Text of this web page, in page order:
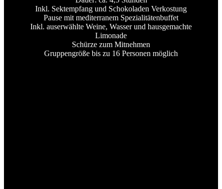
Inkl. Sektempfang und Schokoladen Verkostung
Pause mit mediterranem Spezialitätenbuffet
Inkl. auserwählte Weine, Wasser und hausgemachte
Limonade
Schürze zum Mitnehmen
Gruppengröße bis zu 16 Personen möglich